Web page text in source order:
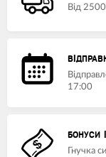
Від
17:00
БОНУСИ
Гнучка